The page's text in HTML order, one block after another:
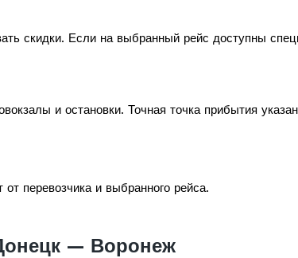
скидки. Если на выбранный рейс доступны
и остановки. Точная точка прибытия
перевозчика и выбранного рейса.
— Воронеж